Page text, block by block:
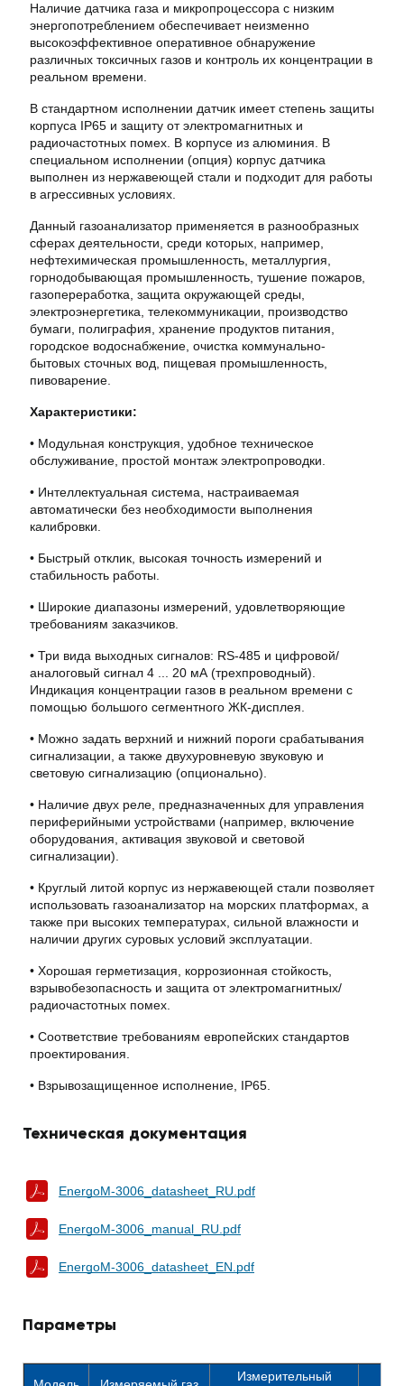
Наличие датчика газа и микропроцессора с низким
энергопотреблением обеспечивает неизменно
высокоэффективное оперативное обнаружение
различных токсичных газов и контроль их концентрации в
реальном времени.
В стандартном исполнении датчик имеет степень защиты
корпуса IP65 и защиту от электромагнитных и
радиочастотных помех. В корпусе из алюминия. В
специальном исполнении (опция) корпус датчика
выполнен из нержавеющей стали и подходит для работы
в агрессивных условиях.
Данный газоанализатор применяется в разнообразных
сферах деятельности, среди которых, например,
нефтехимическая промышленность, металлургия,
горнодобывающая промышленность, тушение пожаров,
газопереработка, защита окружающей среды,
электроэнергетика, телекоммуникации, производство
бумаги, полиграфия, хранение продуктов питания,
городское водоснабжение, очистка коммунально-
бытовых сточных вод, пищевая промышленность,
пивоварение.
Характеристики:
• Модульная конструкция, удобное техническое
обслуживание, простой монтаж электропроводки.
• Интеллектуальная система, настраиваемая
автоматически без необходимости выполнения
калибровки.
• Быстрый отклик, высокая точность измерений и
стабильность работы.
• Широкие диапазоны измерений, удовлетворяющие
требованиям заказчиков.
• Три вида выходных сигналов: RS-485 и цифровой/
аналоговый сигнал 4 ... 20 мА (трехпроводный).
Индикация концентрации газов в реальном времени с
помощью большого сегментного ЖК-дисплея.
• Можно задать верхний и нижний пороги срабатывания
сигнализации, а также двухуровневую звуковую и
световую сигнализацию (опционально).
• Наличие двух реле, предназначенных для управления
периферийными устройствами (например, включение
оборудования, активация звуковой и световой
сигнализации).
• Круглый литой корпус из нержавеющей стали позволяет
использовать газоанализатор на морских платформах, а
также при высоких температурах, сильной влажности и
наличии других суровых условий эксплуатации.
• Хорошая герметизация, коррозионная стойкость,
взрывобезопасность и защита от электромагнитных/
радиочастотных помех.
• Соответствие требованиям европейских стандартов
проектирования.
• Взрывозащищенное исполнение, IP65.
Техническая документация
EnergoM-3006_datasheet_RU.pdf
EnergoM-3006_manual_RU.pdf
EnergoM-3006_datasheet_EN.pdf
Параметры
Измерительный